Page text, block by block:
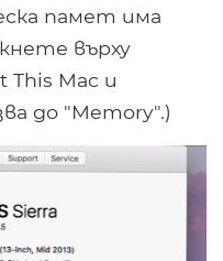
памет има
върху
Mac и
до "Memory".)